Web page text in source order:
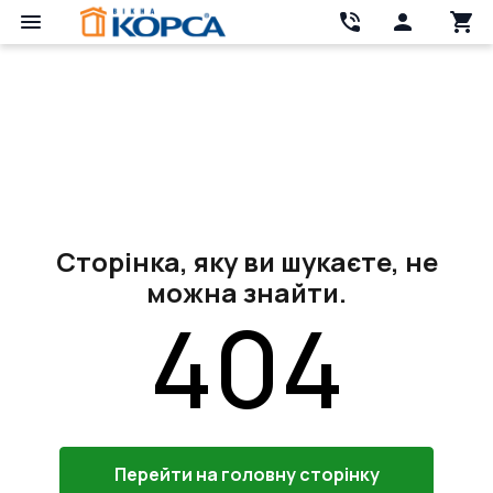
Сторінка, яку ви шукаєте, не
можна знайти.
404
Перейти на головну сторінку